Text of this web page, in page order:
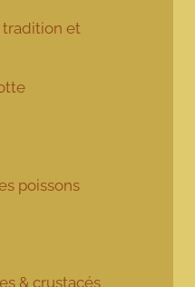
tradition et
poissons
& crustacés